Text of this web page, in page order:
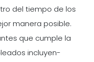
del tiempo de los
manera posible.
que cumple la
incluyen-